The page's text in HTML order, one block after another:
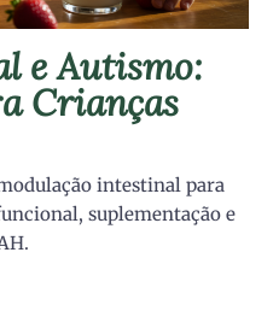
e Autismo:
Crianças
intestinal para
suplementação e